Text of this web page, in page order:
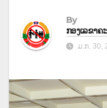
By
ກອງເລຂາ
ມ.ກ. 30,